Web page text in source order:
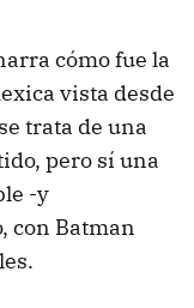
cómo fue la
vista desde
trata de una
pero sí una
-y
con Batman